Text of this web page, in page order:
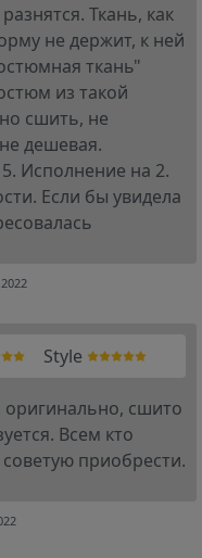
Ткань, как
не держит, к ней
ткань"
из такой
сшить, не
дешевая.
Исполнение на 2.
Если бы увидела
Style
оригинально, сшито
Всем кто
приобрести.